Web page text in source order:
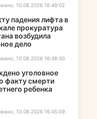
10.08.2026 16:49:02
падения лифта в
прокуратура
возбудила
дело
10.08.2026 16:48:00
уголовное
факту смерти
ребенка
10.08.2026 16:45:09